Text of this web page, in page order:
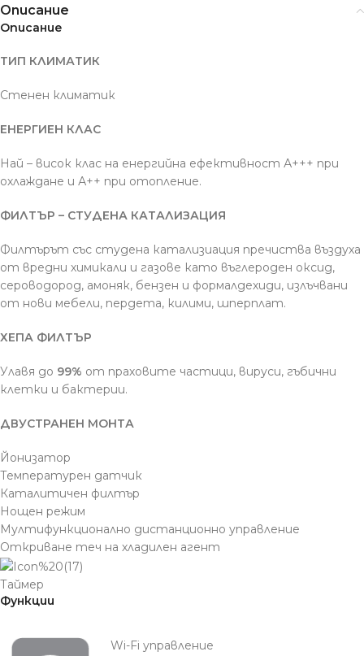
Описание
Описание
ТИП КЛИМАТИК
Стенен климатик
ЕНЕРГИЕН КЛАС
Най – висок клас на енергийна ефективност А+++ при
охлаждане и А++ при отопление.
ФИЛТЪР – СТУДЕНА КАТАЛИЗАЦИЯ
Филтърът със студена катализиация пречиства въздуха
от вредни химикали и газове като въглероден оксид,
сероводород, амоняк, бензен и формалдехиди, излъчвани
от нови мебели, пердета, килими, шперплат.
ХЕПА ФИЛТЪР
Улавя до 99% от праховите частици, вируси, гъбични
клетки и бактерии.
ДВУСТРАНЕН МОНТА
Йонизатор
Температурен датчик
Каталитичен филтър
Нощен режим
Мултифункционално дистанционно управление
Откриване теч на хладилен агент
Таймер
Функции
Wi-Fi управление